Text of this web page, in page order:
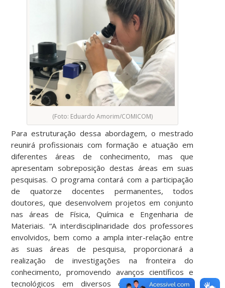
(Foto: Eduardo Amorim/COMICOM)
Para estruturação dessa abordagem, o mestrado
reunirá profissionais com formação e atuação em
diferentes áreas de conhecimento, mas que
apresentam sobreposição destas áreas em suas
pesquisas. O programa contará com a participação
de quatorze docentes permanentes, todos
doutores, que desenvolvem projetos em conjunto
nas áreas de Física, Química e Engenharia de
Materiais. “A interdisciplinaridade dos professores
envolvidos, bem como a ampla inter-relação entre
as suas áreas de pesquisa, proporcionará a
realização de investigações na fronteira do
conhecimento, promovendo avanços científicos e
tecnológicos em diversos campos, tais como